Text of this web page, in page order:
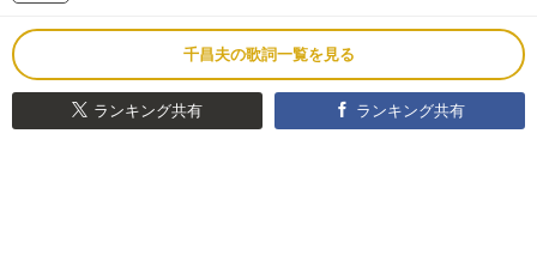
千昌夫の歌詞一覧を見る
ランキング共有 ランキング共有